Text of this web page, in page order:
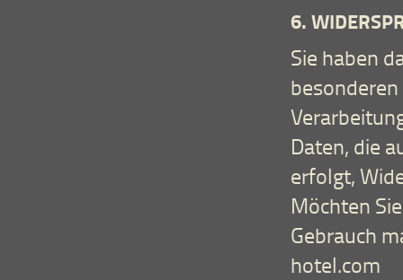
6.
Sie haben
Daten, die
erfolgt,
Möchten
Gebrauch
hotel.com